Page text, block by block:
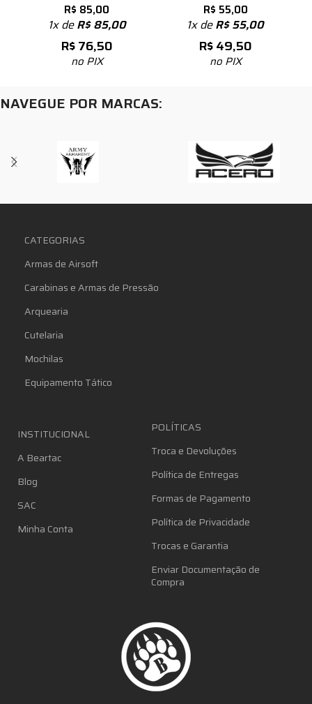
R$ 85,00
1x deR$85,00
R$76,50
no PIX
R$ 55,00
1x deR$55,00
R$49,50
no PIX
NAVEGUE POR MARCAS:
CATEGORIAS
Armas de Airsoft
Carabinas e Armas de Pressão
Arquearia
Cutelaria
Mochilas
Equipamento Tático
INSTITUCIONAL
A Beartac
Blog
SAC
Minha Conta
POLÍTICAS
Troca e Devoluções
Política de Entregas
Formas de Pagamento
Política de Privacidade
Trocas e Garantia
Enviar Documentação de
Compra